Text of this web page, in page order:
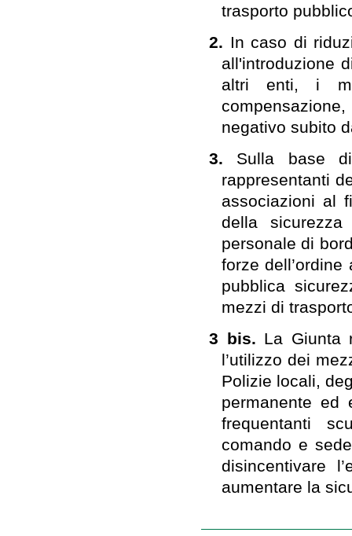
trasporto
2. In caso di
all'introduzione
altri enti, i
negativo subito
3. Sulla base
rappresentanti
associazioni al
della
personale di
forze
pubblica
mezzi di
3 bis. La Giunta
l’utilizzo dei
Polizie locali,
permanente ed
frequentanti
comando e
disincentivare
aumentare la